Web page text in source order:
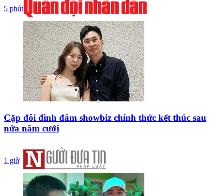
5 phút
Cặp đôi đình đám showbiz chính thức kết thúc sau
nửa năm cưới
1 giờ